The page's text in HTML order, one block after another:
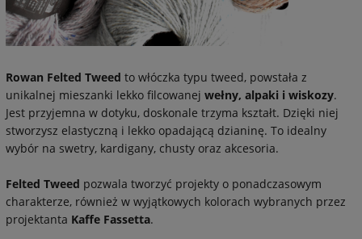
Rowan Felted Tweed to włóczka typu tweed, powstała z
unikalnej mieszanki lekko filcowanej wełny, alpaki i wiskozy.
Jest przyjemna w dotyku, doskonale trzyma kształt. Dzięki niej
stworzysz elastyczną i lekko opadającą dzianinę. To idealny
wybór na swetry, kardigany, chusty oraz akcesoria.
Felted Tweed pozwala tworzyć projekty o ponadczasowym
charakterze, również w wyjątkowych kolorach wybranych przez
projektanta Kaffe Fassetta.